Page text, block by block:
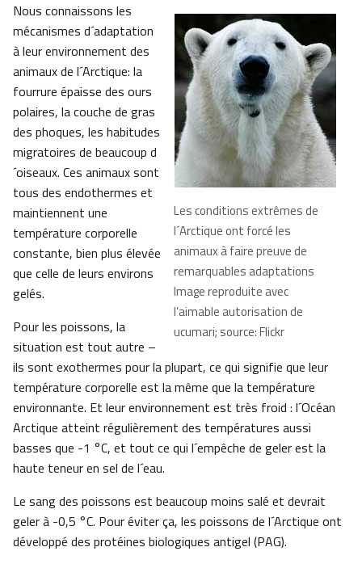
Les conditions extrêmes de
l´Arctique ont forcé les
animaux à faire preuve de
remarquables adaptations
Image reproduite avec
l’aimable autorisation de
ucumari; source: Flickr
Nous connaissons les
mécanismes d´adaptation
à leur environnement des
animaux de l´Arctique: la
fourrure épaisse des ours
polaires, la couche de gras
des phoques, les habitudes
migratoires de beaucoup d
´oiseaux. Ces animaux sont
tous des endothermes et
maintiennent une
température corporelle
constante, bien plus élevée
que celle de leurs environs
gelés.
Pour les poissons, la
situation est tout autre –
ils sont exothermes pour la plupart, ce qui signifie que leur
température corporelle est la même que la température
environnante. Et leur environnement est très froid : l´Océan
Arctique atteint régulièrement des températures aussi
basses que -1 °C, et tout ce qui l´empêche de geler est la
haute teneur en sel de l´eau.
Le sang des poissons est beaucoup moins salé et devrait
geler à -0,5 °C. Pour éviter ça, les poissons de l´Arctique ont
développé des protéines biologiques antigel (PAG).